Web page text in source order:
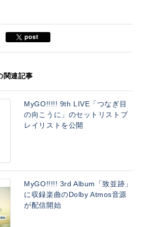
関連記事
MyGO!!!!! 9th LIVE「つなぎ目
の向こうに」のセットリストプ
レイリストを公開
MyGO!!!!! 3rd Album「致並跡」
に収録楽曲のDolby Atmos音源
が配信開始